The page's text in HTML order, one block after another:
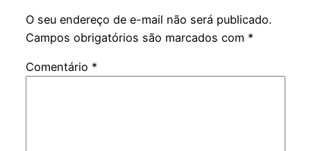
O seu endereço de e-mail não será publicado.
Campos obrigatórios são marcados com *
Comentário *